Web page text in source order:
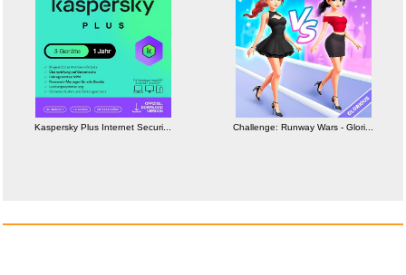
Anzeige
Kaspersky Plus Internet Securi... Challenge: Runway Wars - Glori...